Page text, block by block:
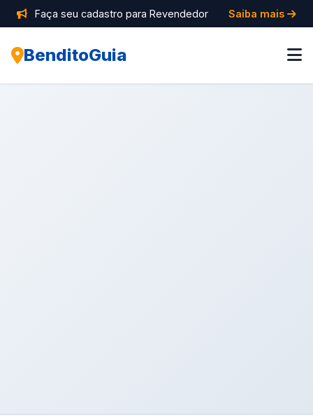
Faça seu cadastro para Revendedor Saiba mais
BenditoGuia